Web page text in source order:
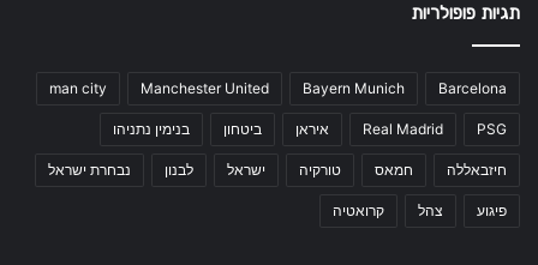
תגיות פופולריות
Barcelona
Bayern Munich
Manchester United
man city
PSG
Real Madrid איראן ביטחון בנימין נתניהו
חיזבאללה חמאס טורקיה ישראל לבנון נבחרת ישראל
פיגוע צהל קרואטיה